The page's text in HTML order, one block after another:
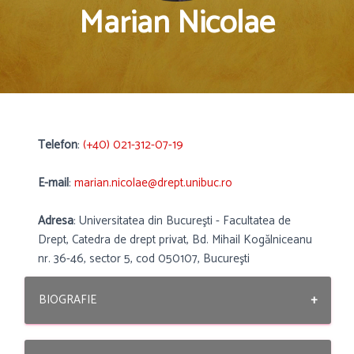
Marian Nicolae
Telefon: (+40) 021-312-07-19
E-mail: marian.nicolae@drept.unibuc.ro
Adresa: Universitatea din Bucureşti - Facultatea de
Drept, Catedra de drept privat, Bd. Mihail Kogălniceanu
nr. 36-46, sector 5, cod 050107, Bucureşti
BIOGRAFIE